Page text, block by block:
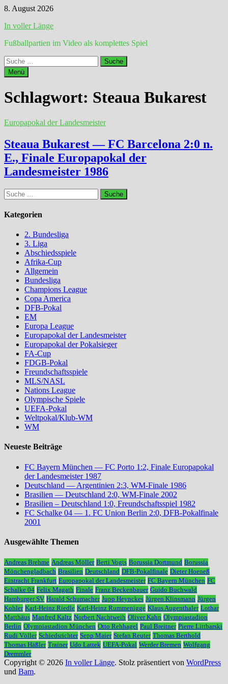
Zum
springen
8. August 2026
In voller Länge
Fußballpartien im Video als komplettes Spiel
Suche
nach:
Menü
Schlagwort: Steaua Bukarest
Europapokal der Landesmeister
Steaua Bukarest — FC Barcelona 2:0 n.
E., Finale Europapokal der
Landesmeister 1986
Suche
nach:
Kategorien
2. Bundesliga
3. Liga
Abschiedsspiele
Afrika-Cup
Allgemein
Bundesliga
Champions League
Copa America
DFB-Pokal
EM
Europa League
Europapokal der Landesmeister
Europapokal der Pokalsieger
FA-Cup
FDGB-Pokal
Freundschaftsspiele
MLS/NASL
Nations League
Olympische Spiele
UEFA-Pokal
Weltpokal/Klub-WM
WM
Neueste Beiträge
FC Bayern München — FC Porto 1:2, Finale Europapokal
der Landesmeister 1987
Deutschland — Argentinien 2:3, WM-Finale 1986
Brasilien — Deutschland 2:0, WM-Finale 2002
Brasilien – Deutschland 1:0, Freundschaftsspiel 1982
FC Schalke 04 — 1. FC Union Berlin 2:0, DFB-Pokalfinale
2001
Ausgewählte Themen
Andreas Brehme Andreas Möller Berti Vogts Borussia Dortmund Borussia
Mönchengladbach Brasilien Deutschland DFB-Pokalfinale Dieter Hoeneß
Eintracht Frankfurt Europapokal der Landesmeister FC Bayern München FC
Schalke 04 Felix Magath Finale Franz Beckenbauer Guido Buchwald
Hamburger SV Harald Schumacher Jupp Heynckes Jürgen Klinsmann Jürgen
Kohler Karl-Heinz Riedle Karl-Heinz Rummenigge Klaus Augenthaler Lothar
Matthäus Manfred Kaltz Norbert Nachtweih Oliver Kahn Olympiastadion
Berlin Olympiastadion München Otto Rehhagel Paul Breitner Pierre Littbarski
Rudi Völler Schiedsrichter Sepp Maier Stefan Reuter Thomas Berthold
Thomas Häßler Trainer Udo Lattek UEFA-Pokal Werder Bremen Wolfgang
Dremmler
Copyright © 2026 In voller Länge. Stolz präsentiert von WordPress
und Bam.